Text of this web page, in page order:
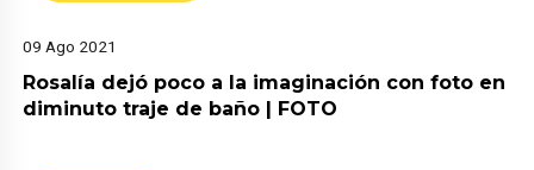
09 Ago 2021
Rosalía dejó poco a la imaginación con foto en
diminuto traje de baño | FOTO